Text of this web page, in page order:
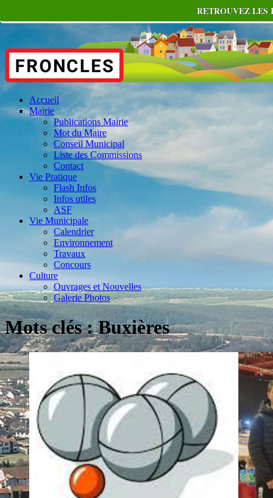
Accueil
Mairie
Publications Mairie
Mot du Maire
Conseil Municipal
Liste des Commissions
Contact
Vie Pratique
Flash Infos
Infos utiles
ASF
Vie Municipale
Calendrier
Environnement
Travaux
Concours
Culture
Ouvrages et Nouvelles
Galerie Photos
Mots clés : Buxières
RETROUVEZ LES